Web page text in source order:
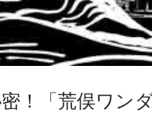
！「荒俣ワン